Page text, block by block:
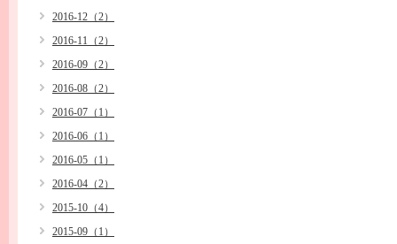
2016-12（2）
2016-11（2）
2016-09（2）
2016-08（2）
2016-07（1）
2016-06（1）
2016-05（1）
2016-04（2）
2015-10（4）
2015-09（1）